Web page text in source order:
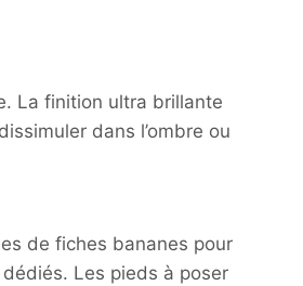
La finition ultra brillante
dans l’ombre ou
de fiches bananes pour
Les pieds à poser